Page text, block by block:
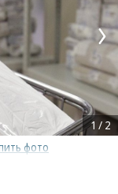
фото
1 / 2